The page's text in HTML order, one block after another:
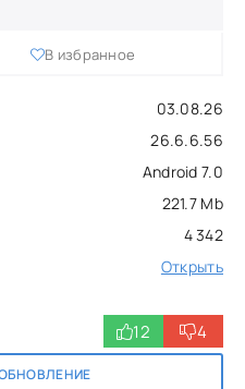
03.08.26
26.6.6.56
Android 7.0
221.7 Mb
4 342
Открыть
В избранное
12 4